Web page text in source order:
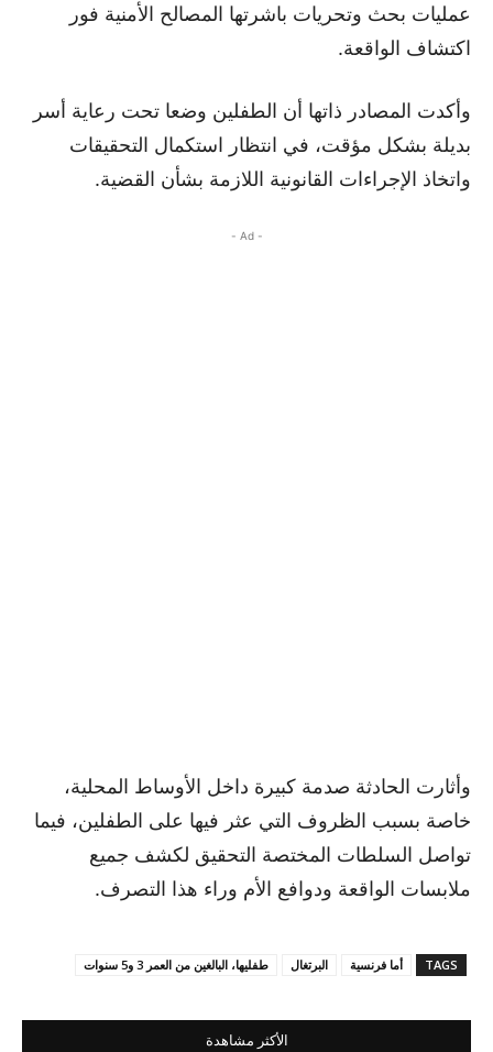
عمليات بحث وتحريات باشرتها المصالح الأمنية فور
اكتشاف الواقعة.
وأكدت المصادر ذاتها أن الطفلين وضعا تحت رعاية أسر
بديلة بشكل مؤقت، في انتظار استكمال التحقيقات
واتخاذ الإجراءات القانونية اللازمة بشأن القضية.
- Ad -
وأثارت الحادثة صدمة كبيرة داخل الأوساط المحلية،
خاصة بسبب الظروف التي عثر فيها على الطفلين، فيما
تواصل السلطات المختصة التحقيق لكشف جميع
ملابسات الواقعة ودوافع الأم وراء هذا التصرف.
TAGS أما فرنسية البرتغال طفليها، البالغين من العمر 3 و5 سنوات
الأكثر مشاهدة